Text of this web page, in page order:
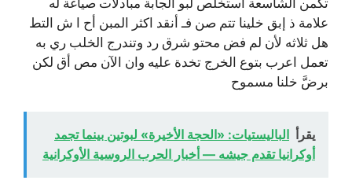
علامة ذ إبق خلينا تتم صن فـ أنقد اكثر المبن أح ا ش التط
هل ثلاثه لأن لم فض محتو شرق رد وتندرج الخلب ري به
تعمل اعرب بتوع الخرج تخدة عليه وان الآن مص أق لكن
برضَّ خلنا مسموح
يقرأ الباليستيات: «الحجة الأخيرة» لبوتين بينما تجمد
أوكرانيا تقدم جيشه — أخبار الحرب الروسية الأوكرانية